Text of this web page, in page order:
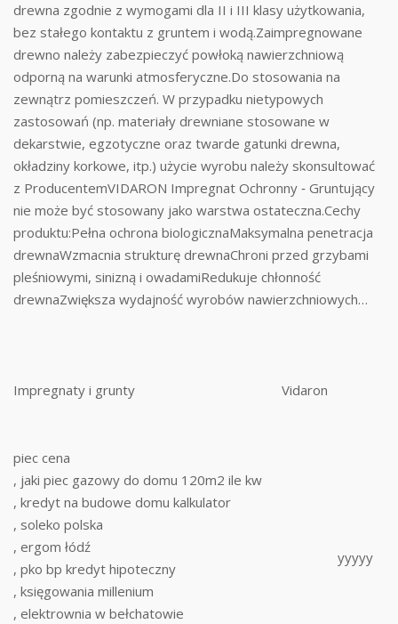
drewna zgodnie z wymogami dla II i III klasy użytkowania,
bez stałego kontaktu z gruntem i wodą.Zaimpregnowane
drewno należy zabezpieczyć powłoką nawierzchniową
odporną na warunki atmosferyczne.Do stosowania na
zewnątrz pomieszczeń. W przypadku nietypowych
zastosowań (np. materiały drewniane stosowane w
dekarstwie, egzotyczne oraz twarde gatunki drewna,
okładziny korkowe, itp.) użycie wyrobu należy skonsultować
z ProducentemVIDARON Impregnat Ochronny ‐ Gruntujący
nie może być stosowany jako warstwa ostateczna.Cechy
produktu:Pełna ochrona biologicznaMaksymalna penetracja
drewnaWzmacnia strukturę drewnaChroni przed grzybami
pleśniowymi, sinizną i owadamiRedukuje chłonność
drewnaZwiększa wydajność wyrobów nawierzchniowych…
Impregnaty i grunty Vidaron
piec cena
, jaki piec gazowy do domu 120m2 ile kw
, kredyt na budowe domu kalkulator
, soleko polska
, ergom łódź
, pko bp kredyt hipoteczny
, księgowania millenium
, elektrownia w bełchatowie
yyyyy